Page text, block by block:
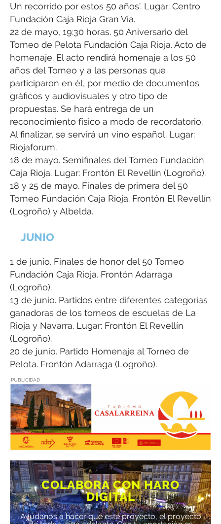
Un recorrido por estos 50 años’. Lugar: Centro
Fundación Caja Rioja Gran Vía.
22 de mayo, 19:30 horas. 50 Aniversario del
Torneo de Pelota Fundación Caja Rioja. Acto de
homenaje. El acto rendirá homenaje a los 50
años del Torneo y a las personas que
participaron en él, por medio de documentos
gráficos y audiovisuales y otro tipo de
propuestas. Se hará entrega de un
reconocimiento físico a modo de recordatorio.
Al finalizar, se servirá un vino español. Lugar:
Riojaforum.
18 de mayo. Semifinales del Torneo Fundación
Caja Rioja. Lugar: Frontón El Revellín (Logroño).
18 y 25 de mayo. Finales de primera del 50
Torneo Fundación Caja Rioja. Frontón El Revellín
(Logroño) y Albelda.
JUNIO
1 de junio. Finales de honor del 50 Torneo
Fundación Caja Rioja. Frontón Adarraga
(Logroño).
13 de junio. Partidos entre diferentes categorías
ganadoras de los torneos de escuelas de La
Rioja y Navarra. Lugar: Frontón El Revellín
(Logroño).
20 de junio. Partido Homenaje al Torneo de
Pelota. Frontón Adarraga (Logroño).
PUBLICIDAD
COLABORA CON HARO
DIGITAL
Ayúdanos a hacer que este proyecto, el proyecto